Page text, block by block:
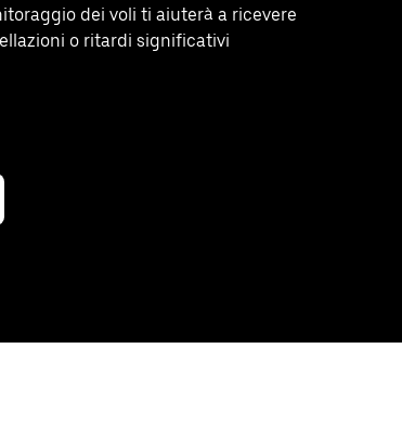
dei voli ti aiuterà a ricevere
o ritardi significativi